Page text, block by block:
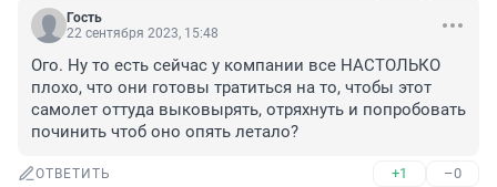
Гость
22 сентября 2023, 15:48
Ого. Ну то есть сейчас у компании все НАСТОЛЬКО
плохо, что они готовы тратиться на то, чтобы этот
самолет оттуда выковырять, отряхнуть и попробовать
починить чтоб оно опять летало?
ОТВЕТИТЬ +1 –0